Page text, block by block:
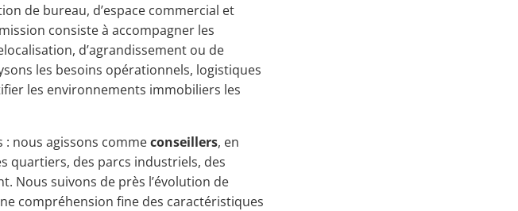
de bureau, d’espace commercial et
consiste à accompagner les
d’agrandissement ou de
les besoins opérationnels, logistiques
les environnements immobiliers les
: nous agissons commeconseillers, en
quartiers, des parcs industriels, des
Nous suivons de près l’évolution de
compréhension fine des caractéristiques